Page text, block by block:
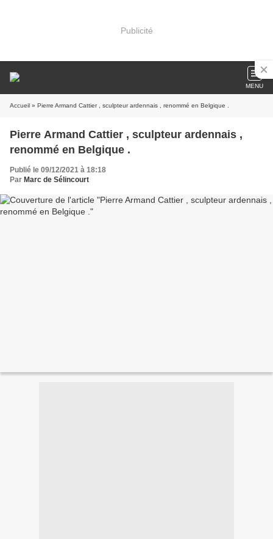
Publicité
MENU
Accueil » Pierre Armand Cattier , sculpteur ardennais , renommé en Belgique .
Pierre Armand Cattier , sculpteur ardennais ,
renommé en Belgique .
Publié le 09/12/2021 à 18:18
Par Marc de Sélincourt